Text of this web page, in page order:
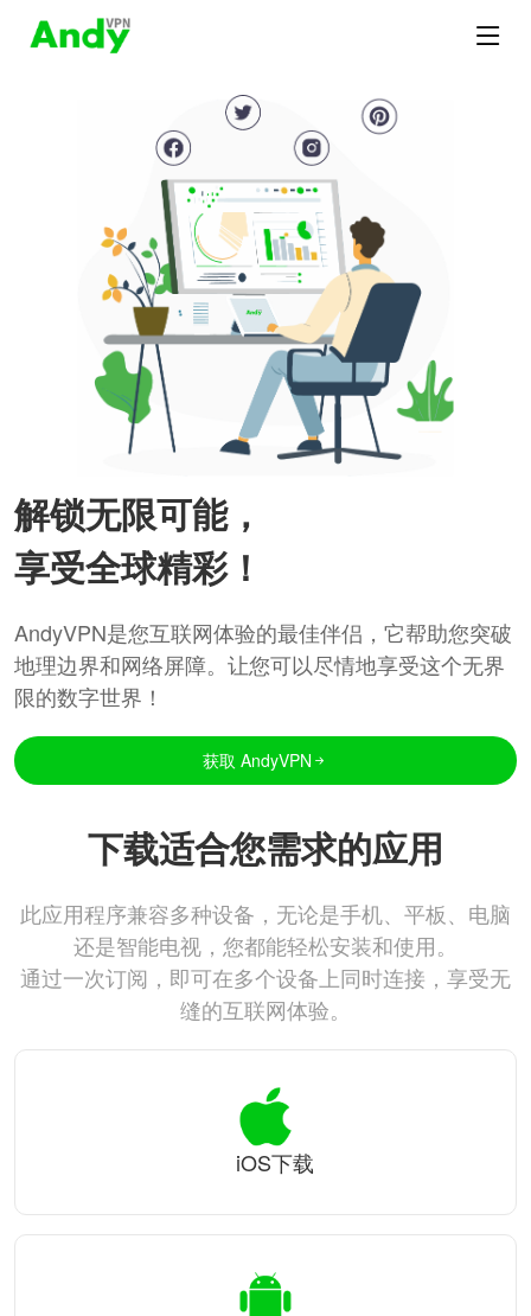
解锁无限可能，
享受全球精彩！
AndyVPN是您互联网体验的最佳伴侣，它帮助您突破
地理边界和网络屏障。让您可以尽情地享受这个无界
限的数字世界！
获取 AndyVPN
下载适合您需求的应用
此应用程序兼容多种设备，无论是手机、平板、电脑
还是智能电视，您都能轻松安装和使用。
通过一次订阅，即可在多个设备上同时连接，享受无
缝的互联网体验。
iOS下载